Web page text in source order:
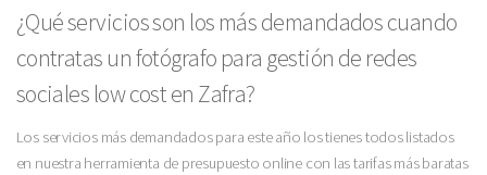
¿Qué servicios son los más demandados cuando
contratas un fotógrafo para gestión de redes
sociales low cost en Zafra?
Los servicios más demandados para este año los tienes todos listados
en nuestra herramienta de presupuesto online con las tarifas más baratas